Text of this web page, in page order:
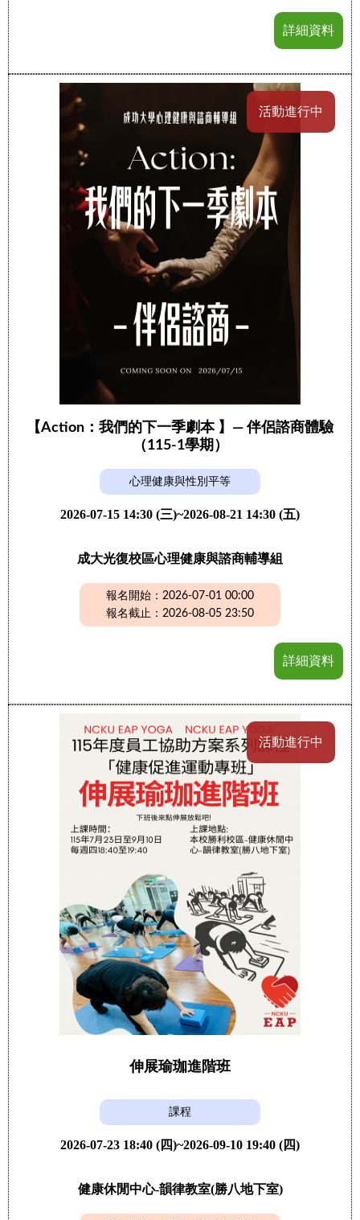
詳細資料
活動進行中
【Action：我們的下一季劇本 】— 伴侶諮商體驗
（115-1學期）
心理健康與性別平等
2026-07-15 14:30 (三)~2026-08-21 14:30 (五)
成大光復校區心理健康與諮商輔導組
報名開始：2026-07-01 00:00
報名截止：2026-08-05 23:50
詳細資料
活動進行中
伸展瑜珈進階班
課程
2026-07-23 18:40 (四)~2026-09-10 19:40 (四)
健康休閒中心-韻律教室(勝八地下室)